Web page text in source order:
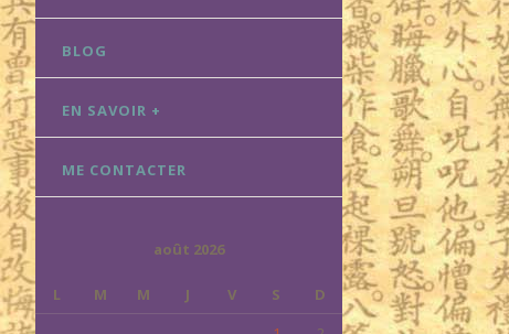
BLOG
EN SAVOIR +
ME CONTACTER
août 2026
L M M J V S
D